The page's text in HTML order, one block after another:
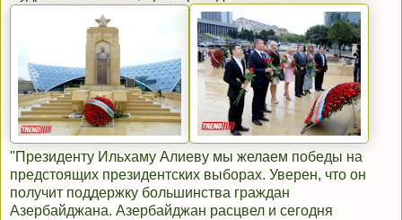
"Президенту Ильхаму Алиеву мы желаем победы на
предстоящих президентских выборах. Уверен, что он
получит поддержку большинства граждан
Азербайджана. Азербайджан расцвел и сегодня